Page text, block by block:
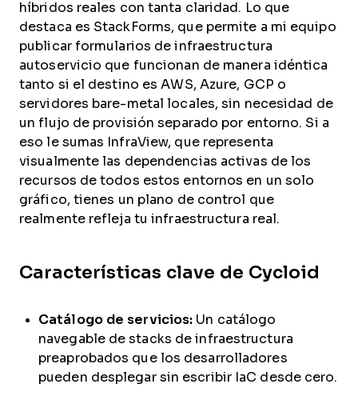
híbridos reales con tanta claridad. Lo que
destaca es StackForms, que permite a mi equipo
publicar formularios de infraestructura
autoservicio que funcionan de manera idéntica
tanto si el destino es AWS, Azure, GCP o
servidores bare-metal locales, sin necesidad de
un flujo de provisión separado por entorno. Si a
eso le sumas InfraView, que representa
visualmente las dependencias activas de los
recursos de todos estos entornos en un solo
gráfico, tienes un plano de control que
realmente refleja tu infraestructura real.
Características clave de Cycloid
Catálogo de servicios: Un catálogo
navegable de stacks de infraestructura
preaprobados que los desarrolladores
pueden desplegar sin escribir IaC desde cero.